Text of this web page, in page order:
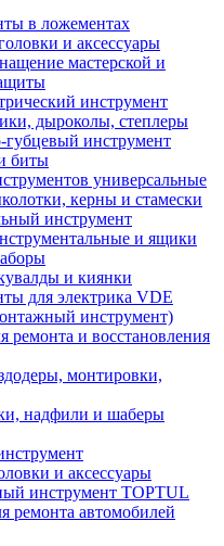
в ложементах
и аксессуары
мастерской и
инструмент
дыроколы, степлеры
инструмент
биты
универсальные
керны и стамески
инструмент
и ящики
и киянки
для электрика VDE
инструмент)
ремонта и восстановления
монтировки,
надфили и шаберы
и аксессуары
инструмент TOPTUL
ремонта автомобилей